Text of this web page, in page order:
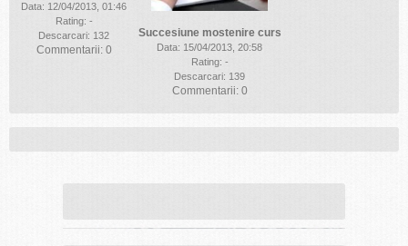
Data: 12/04/2013, 01:46
Rating: -
Descarcari: 132
Commentarii: 0
Succesiune mostenire curs
Data: 15/04/2013, 20:58
Rating: -
Descarcari: 139
Commentarii: 0